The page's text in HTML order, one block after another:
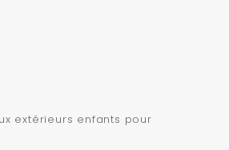
extérieurs enfants pour